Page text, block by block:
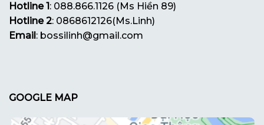
Hotline 1 : 088.866.1126 (Ms Hiền 89)
Hotline 2: 0868612126(Ms.Linh)
Email : bossilinh@gmail.com
GOOGLE MAP